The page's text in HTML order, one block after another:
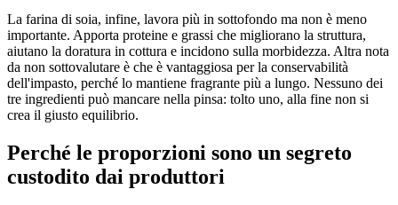
La farina di soia, infine, lavora più in sottofondo ma non è meno
importante. Apporta proteine e grassi che migliorano la struttura,
aiutano la doratura in cottura e incidono sulla morbidezza. Altra nota
da non sottovalutare è che è vantaggiosa per la conservabilità
dell'impasto, perché lo mantiene fragrante più a lungo. Nessuno dei
tre ingredienti può mancare nella pinsa: tolto uno, alla fine non si
crea il giusto equilibrio.
Perché le proporzioni sono un segreto
custodito dai produttori